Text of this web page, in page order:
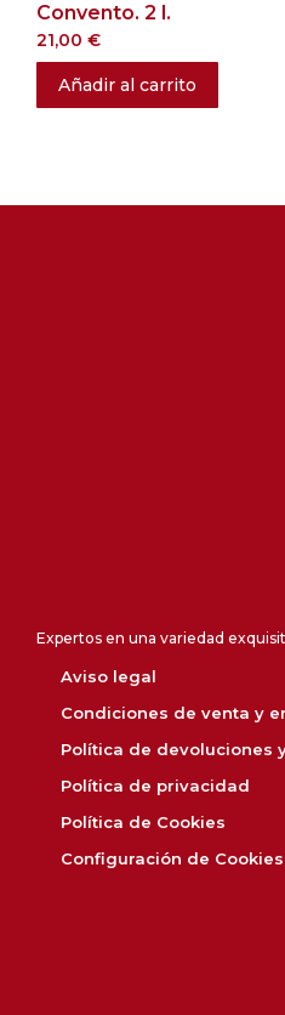
Convento. 2 l.
21,00 €
Añadir al carrito
Expertos en una variedad
Aviso legal
Condiciones de venta y
Política de devoluciones
Política de privacidad
Política de Cookies
Configuración de Cookies